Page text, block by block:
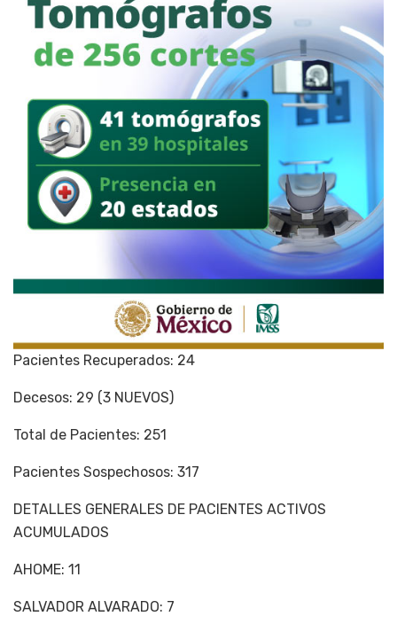
Pacientes Recuperados: 24
Decesos: 29 (3 NUEVOS)
Total de Pacientes: 251
Pacientes Sospechosos: 317
DETALLES GENERALES DE PACIENTES ACTIVOS
ACUMULADOS
AHOME: 11
SALVADOR ALVARADO: 7